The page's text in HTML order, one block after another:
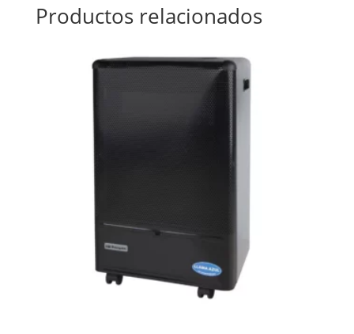
Productos relacionados